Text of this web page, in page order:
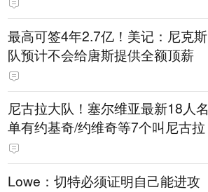
最高可签4年2.7亿！美记：尼克斯
队预计不会给唐斯提供全额顶薪
尼古拉大队！塞尔维亚最新18人名
单有约基奇/约维奇等7个叫尼古拉
Lowe：切特必须证明自己能进攻